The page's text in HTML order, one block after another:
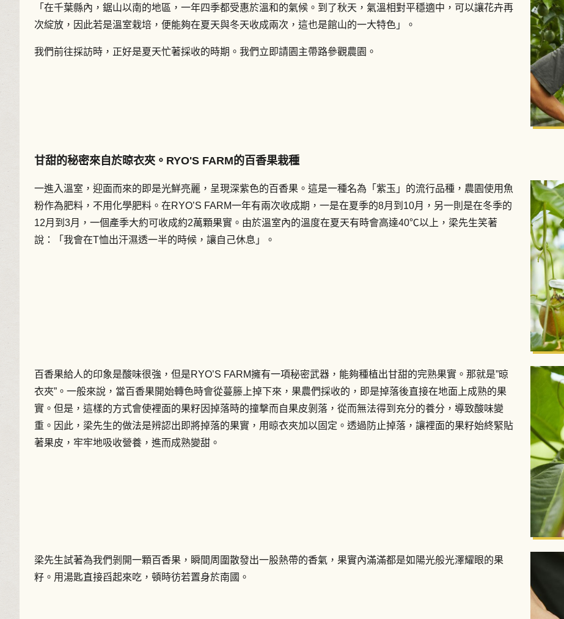
「在千葉縣內，鋸山以南的地區，一年四季都受惠於溫和的氣候。到了秋天，氣溫相對平穩適中，可以讓花卉再
次綻放，因此若是溫室栽培，便能夠在夏天與冬天收成兩次，這也是館山的一大特色」。
我們前往採訪時，正好是夏天忙著採收的時期。我們立即請園主帶路參觀農園。
甘甜的秘密來自於晾衣夾。RYO'S FARM的百香果栽種
一進入溫室，迎面而來的即是光鮮亮麗，呈現深紫色的百香果。這是一種名為「紫玉」的流行品種，農園使用魚
粉作為肥料，不用化學肥料。在RYO’S FARM一年有兩次收成期，一是在夏季的8月到10月，另一則是在冬季的
12月到3月，一個產季大約可收成約2萬顆果實。由於溫室內的溫度在夏天有時會高達40℃以上，梁先生笑著
說：「我會在T恤出汗濕透一半的時候，讓自己休息」。
百香果給人的印象是酸味很強，但是RYO’S FARM擁有一項秘密武器，能夠種植出甘甜的完熟果實。那就是”晾
衣夾”。一般來說，當百香果開始轉色時會從蔓籐上掉下來，果農們採收的，即是掉落後直接在地面上成熟的果
實。但是，這樣的方式會使裡面的果籽因掉落時的撞撃而自果皮剝落，從而無法得到充分的養分，導致酸味變
重。因此，梁先生的做法是辨認出即將掉落的果實，用晾衣夾加以固定。透過防止掉落，讓裡面的果籽始終緊貼
著果皮，牢牢地吸收營養，進而成熟變甜。
梁先生試著為我們剝開一顆百香果，瞬間周圍散發出一股熱帶的香氣，果實內滿滿都是如陽光般光澤耀眼的果
籽。用湯匙直接舀起來吃，頓時彷若置身於南國。